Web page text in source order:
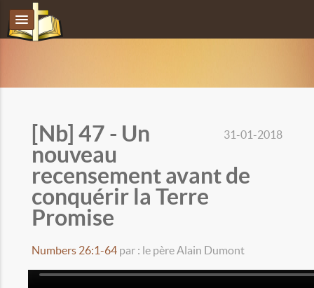
31-01-2018
[Nb] 47 - Un
nouveau
recensement avant de
conquérir la Terre
Promise
Numbers 26:1-64 par : le père Alain Dumont